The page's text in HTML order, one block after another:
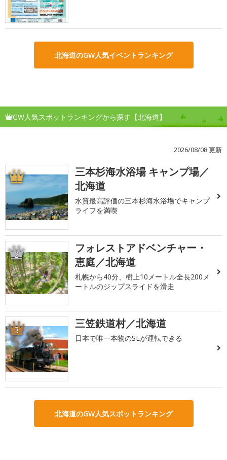
北海道のGW人気イベントランキング
GW人気スポットランキングから探す【北海道】
2026/08/08 更新
1
三本杉海水浴場 キャンプ場／
北海道
水質最高評価の三本杉海水浴場でキャンプ
ライフを満喫
2
フォレストアドベンチャー・
恵庭／北海道
札幌から40分、樹上10メートル全長200メ
ートルのジップスライドを滑走
3 三笠鉄道村／北海道
日本で唯一本物のSLが運転できる
北海道のGW人気スポットランキング